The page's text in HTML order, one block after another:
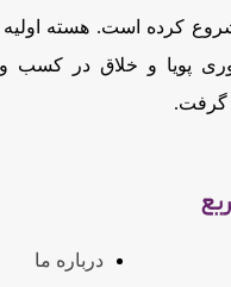
09/08 شروع کرده است. هسته
پویا و خلاق در کسب
گرفت.
درباره ما